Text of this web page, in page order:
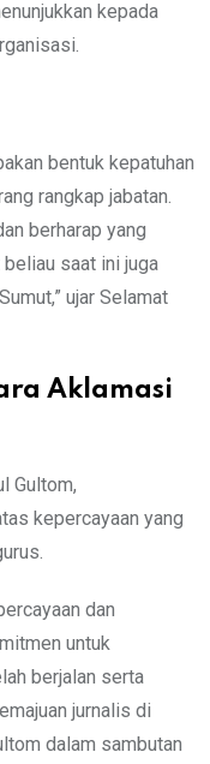
kepada
bentuk kepatuhan
rangkap jabatan.
berharap yang
saat ini juga
ujar Selamat
Aklamasi
Gultom,
kepercayaan yang
dan
untuk
berjalan serta
jurnalis di
dalam sambutan